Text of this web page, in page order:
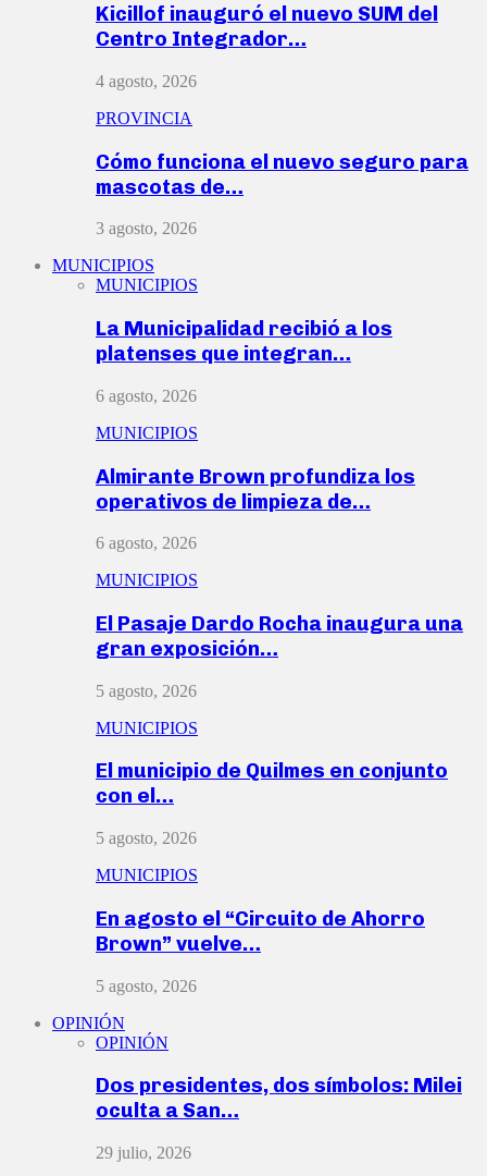
Kicillof inauguró el nuevo SUM del
Centro Integrador…
4 agosto, 2026
PROVINCIA
Cómo funciona el nuevo seguro para
mascotas de…
3 agosto, 2026
MUNICIPIOS
MUNICIPIOS
La Municipalidad recibió a los
platenses que integran…
6 agosto, 2026
MUNICIPIOS
Almirante Brown profundiza los
operativos de limpieza de…
6 agosto, 2026
MUNICIPIOS
El Pasaje Dardo Rocha inaugura una
gran exposición…
5 agosto, 2026
MUNICIPIOS
El municipio de Quilmes en conjunto
con el…
5 agosto, 2026
MUNICIPIOS
En agosto el “Circuito de Ahorro
Brown” vuelve…
5 agosto, 2026
OPINIÓN
OPINIÓN
Dos presidentes, dos símbolos: Milei
oculta a San…
29 julio, 2026